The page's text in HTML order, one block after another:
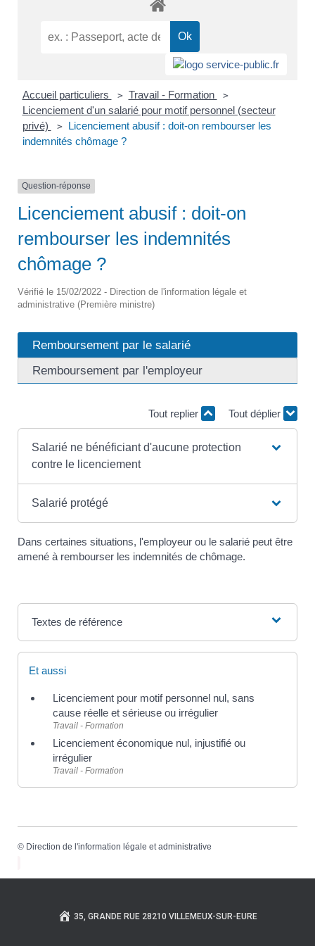
Accueil particuliers > Travail - Formation >
Licenciement d'un salarié pour motif personnel (secteur
privé)
>
Licenciement abusif : doit-on rembourser les
indemnités chômage ?
Question-réponse
Licenciement abusif : doit-on
rembourser les indemnités
chômage ?
Vérifié le 15/02/2022 - Direction de l'information légale et
administrative (Première ministre)
Remboursement par le salarié
Remboursement par l'employeur
Tout replier Tout déplier
Salarié ne bénéficiant d'aucune protection
contre le licenciement
Salarié protégé
Dans certaines situations, l'employeur ou le salarié peut être
amené à rembourser les indemnités de chômage.
Textes de référence
Et aussi
Licenciement pour motif personnel nul, sans
cause réelle et sérieuse ou irrégulier
Travail - Formation
Licenciement économique nul, injustifié ou
irrégulier
Travail - Formation
© Direction de l'information légale et administrative
35, GRANDE RUE 28210 VILLEMEUX-SUR-EURE